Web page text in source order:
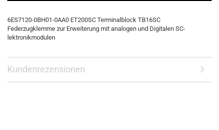
6ES7120-0BH01-0AA0 ET200SC Terminalblock TB16SC
Federzugklemme zur Erweiterung mit analogen und Digitalen SC-
lektronikmodulen
Kundenrezensionen